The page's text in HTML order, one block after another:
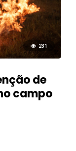
231
de
campo